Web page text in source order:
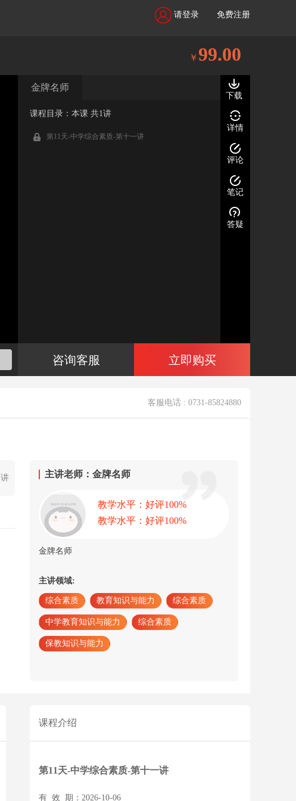
请登录 免费注册
￥ 99.00
下载
详情
评论
笔记
答疑
金牌名师
课程目录：本课 共1讲
第11天-中学综合素质-第十一讲
咨询客服 立即购买
客服电话 : 0731-85824880
讲 主讲老师：金牌名师
教学水平：好评100%
教学水平：好评100%
金牌名师
主讲领域:
综合素质 教育知识与能力 综合素质
中学教育知识与能力 综合素质
保教知识与能力
课程介绍
第11天-中学综合素质-第十一讲
有 效 期：2026-10-06